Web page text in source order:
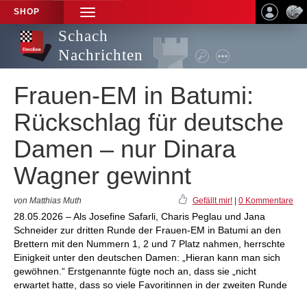
SHOP
TOGGLE
NAVIGATION
Schach
Nachrichten
Frauen-EM in Batumi:
Rückschlag für deutsche
Damen – nur Dinara
Wagner gewinnt
von Matthias Muth Gefällt mir! 0 Kommentare
28.05.2026 – Als Josefine Safarli, Charis Peglau und Jana
Schneider zur dritten Runde der Frauen-EM in Batumi an den
Brettern mit den Nummern 1, 2 und 7 Platz nahmen, herrschte
Einigkeit unter den deutschen Damen: „Hieran kann man sich
gewöhnen.“ Erstgenannte fügte noch an, dass sie „nicht
erwartet hatte, dass so viele Favoritinnen in der zweiten Runde